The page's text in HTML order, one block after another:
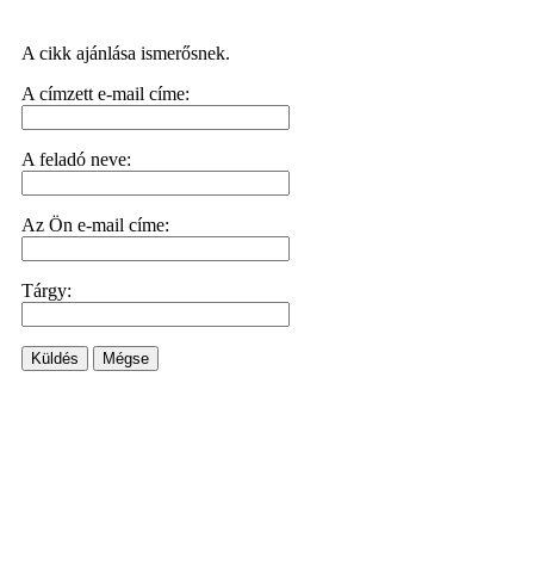
A cikk ajánlása ismerősnek.
A címzett e-mail címe:
A feladó neve:
Az Ön e-mail címe:
Tárgy:
Küldés Mégse